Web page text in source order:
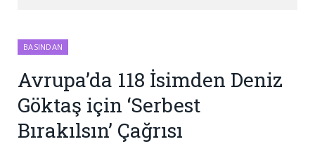
BASINDAN
Avrupa’da 118 İsimden Deniz
Göktaş için ‘Serbest
Bırakılsın’ Çağrısı